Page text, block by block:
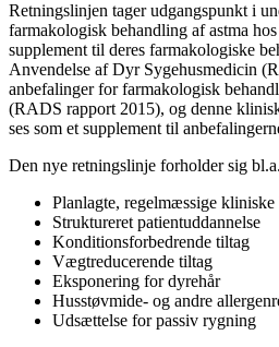
Retningslinjen tager udgangspunkt i
farmakologisk behandling af astma
supplement til deres farmakologiske
Anvendelse af Dyr Sygehusmedicin
anbefalinger for farmakologisk
(RADS rapport 2015), og denne
ses som et supplement til
Den nye retningslinje forholder sig
Planlagte, regelmæssige
Struktureret patientuddannelse
Konditionsforbedrende tiltag
Vægtreducerende tiltag
Eksponering for dyrehår
Husstøvmide- og andre
Udsættelse for passiv rygning